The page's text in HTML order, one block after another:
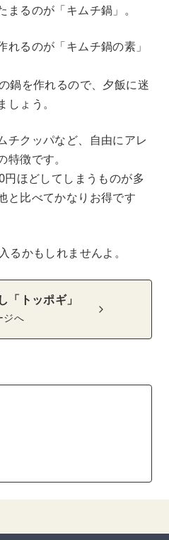
るのが「キムチ鍋」。
るのが「キムチ鍋の素」
鍋を作れるので、夕飯に迷
ょう。
チクッパなど、自由にアレ
徴です。
ほどしてしまうものが多
と比べてかなりお得です
るかもしれませんよ。
「トッポギ」
ジへ